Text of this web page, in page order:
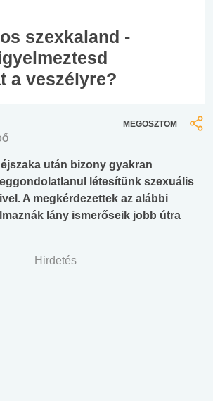
szexkaland -
a veszélyre?
MEGOSZTOM
után bizony gyakran
létesítünk szexuális
A megkérdezettek az alábbi
lány ismerőseik jobb útra
Hirdetés